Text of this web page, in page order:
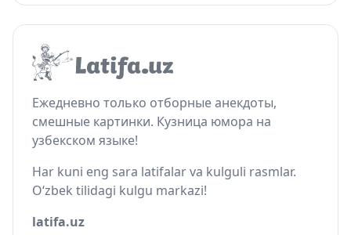
Ежедневно только отборные анекдоты,
смешные картинки. Кузница юмора на
узбекском языке!
Har kuni eng sara latifalar va kulguli rasmlar.
O‘zbek tilidagi kulgu markazi!
latifa.uz